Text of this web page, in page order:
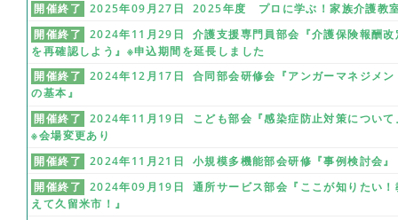
開催終了
2025年09月27日 2025年度 プロに学ぶ！家族介護教
開催終了
2024年11月29日 介護支援専門員部会『介護保険報酬改
を再確認しよう』※申込期間を延長しました
開催終了
2024年12月17日 合同部会研修会『アンガーマネジメン
の基本』
開催終了
2024年11月19日 こども部会『感染症防止対策について
※会場変更あり
開催終了
2024年11月21日 小規模多機能部会研修『事例検討会』
開催終了
2024年09月19日 通所サービス部会『ここが知りたい！
えて久留米市！』